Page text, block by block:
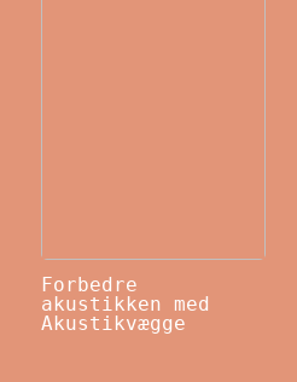
Forbedre
akustikken med
Akustikvægge